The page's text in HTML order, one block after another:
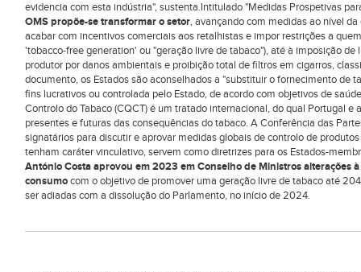
evidencia com esta indústria", sustenta.Intitulado "Medidas Prospetivas
OMS propõe-se transformar o setor, avançando com medidas ao nível
acabar com incentivos comerciais aos retalhistas e impor restrições a
'tobacco-free generation' ou "geração livre de tabaco"), até à imposição
produtor por danos ambientais e proibição total de filtros em cigarros,
documento, os Estados são aconselhados a "substituir o fornecimento de
fins lucrativos ou controlada pelo Estado, de acordo com objetivos de
Controlo do Tabaco (CQCT) é um tratado internacional, do qual Portugal e
presentes e futuras das consequências do tabaco. A Conferência das
signatários para discutir e aprovar medidas globais de controlo de
tenham caráter vinculativo, servem como diretrizes para os Estados-
António Costa aprovou em 2023 em Conselho de Ministros alterações
consumocom o objetivo de promover uma geração livre de tabaco até
ser adiadas com a dissolução do Parlamento, no início de 2024.